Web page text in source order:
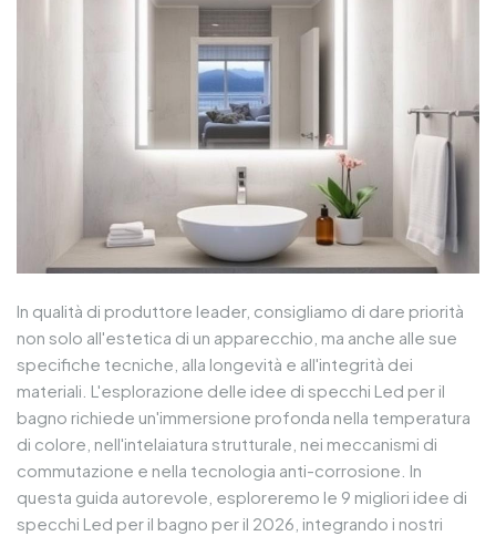
In qualità di produttore leader, consigliamo di dare priorità
non solo all'estetica di un apparecchio, ma anche alle sue
specifiche tecniche, alla longevità e all'integrità dei
materiali. L'esplorazione delle idee di specchi Led per il
bagno richiede un'immersione profonda nella temperatura
di colore, nell'intelaiatura strutturale, nei meccanismi di
commutazione e nella tecnologia anti-corrosione. In
questa guida autorevole, esploreremo le 9 migliori idee di
specchi Led per il bagno per il 2026, integrando i nostri